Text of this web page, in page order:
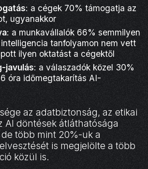
: a cégek 70% támogatja az
ugyanakkor
: a munkavállalók 66% semmilyen
tanfolyamon nem vett
ilyen oktatást a cégektől
javulás: a válaszadók közel 30%
óra időmegtakarítás AI-
az adatbiztonság, az etikai
AI döntések átláthatósága
több mint 20%-uk a
is megjelölte a több
közül is.